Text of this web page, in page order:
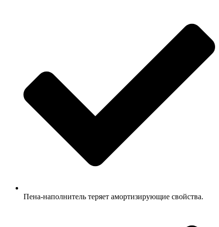
Пена-наполнитель теряет амортизирующие свойства.